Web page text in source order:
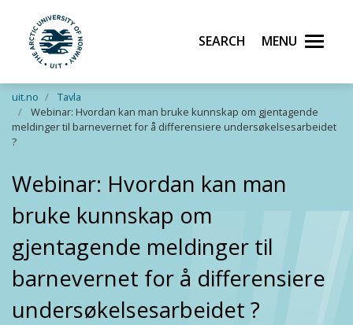
Skip to main content
UiT The Arctic University of Norway
Search Menu
uit.no
Tavla
Webinar: Hvordan kan man bruke kunnskap om gjentagende
meldinger til barnevernet for å differensiere undersøkelsesarbeidet
?
Webinar: Hvordan kan man
bruke kunnskap om
gjentagende meldinger til
barnevernet for å differensiere
undersøkelsesarbeidet ?